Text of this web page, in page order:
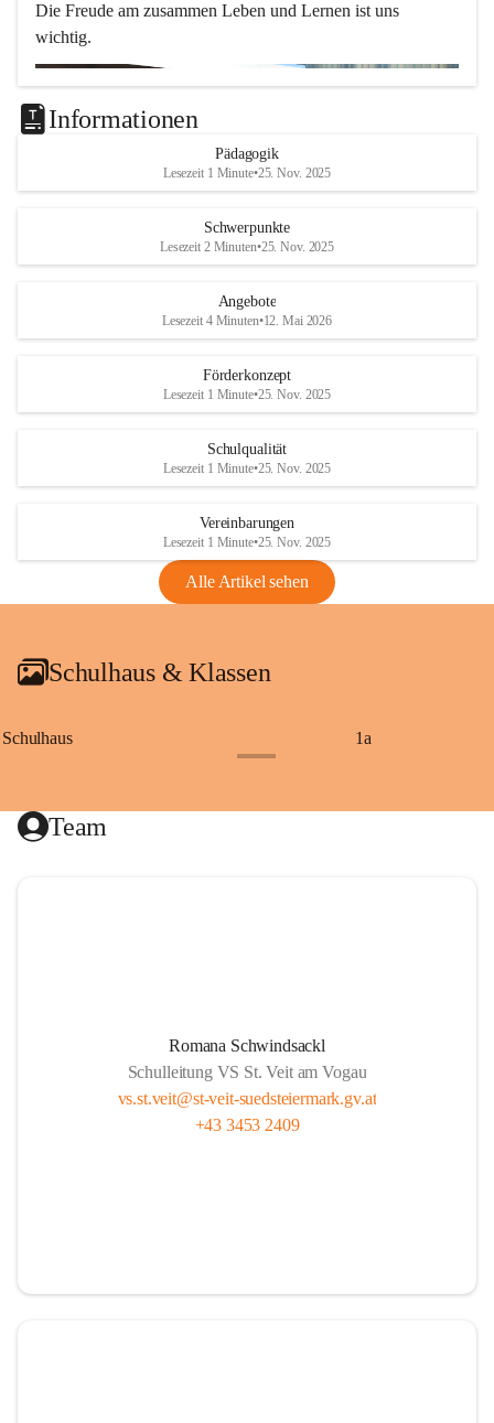
Die Freude am zusammen Leben und Lernen ist uns
wichtig.
Informationen
Pädagogik
Lesezeit 1 Minute•25. Nov. 2025
Schwerpunkte
Lesezeit 2 Minuten•25. Nov. 2025
Angebote
Lesezeit 4 Minuten•12. Mai 2026
Förderkonzept
Lesezeit 1 Minute•25. Nov. 2025
Schulqualität
Lesezeit 1 Minute•25. Nov. 2025
Vereinbarungen
Lesezeit 1 Minute•25. Nov. 2025
Alle Artikel sehen
Schulhaus & Klassen
Schulhaus 1a
Team
Romana Schwindsackl
Schulleitung VS St. Veit am Vogau
vs.st.veit@st-veit-suedsteiermark.gv.at
+43 3453 2409